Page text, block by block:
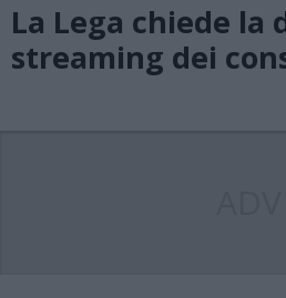
La Lega chiede la
streaming dei